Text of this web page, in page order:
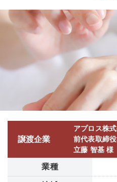
譲渡企業
アプロス株
前代表取締
立藤 智基 様
業種